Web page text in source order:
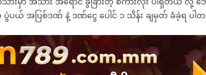
ပယ် အပြစ်ဒဏ် နဲ့ ဒဏ်ငွေ ပေါင် ၁ သိန်း ချမှတ် ခံခဲ့ရ ပါ